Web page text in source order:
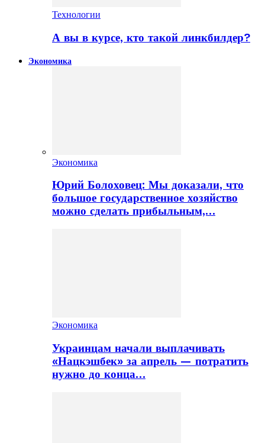
Технологии
А вы в курсе, кто такой линкбилдер?
Экономика
Экономика
Юрий Болоховец: Мы доказали, что
большое государственное хозяйство
можно сделать прибыльным,…
Экономика
Украинцам начали выплачивать
«Нацкэшбек» за апрель — потратить
нужно до конца…